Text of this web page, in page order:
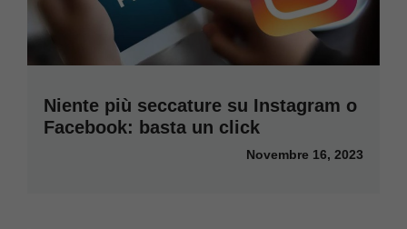
Niente più seccature su Instagram o
Facebook: basta un click
Novembre 16, 2023